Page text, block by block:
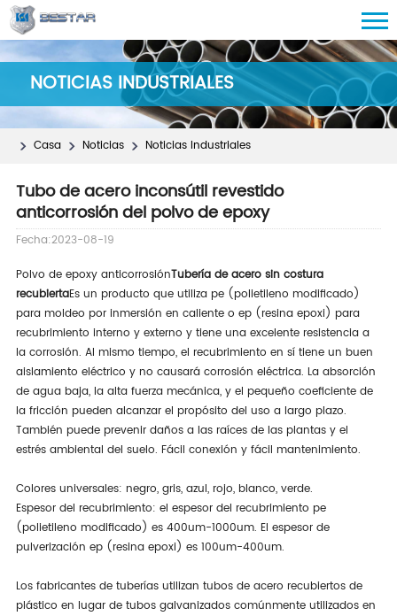
NOTICIAS INDUSTRIALES
Casa Noticias Noticias Industriales
Tubo de acero inconsútil revestido
anticorrosión del polvo de epoxy
Fecha:2023-08-19
Polvo de epoxy anticorrosiónTubería de acero sin costura
recubiertaEs un producto que utiliza pe (polietileno modificado)
para moldeo por inmersión en caliente o ep (resina epoxi) para
recubrimiento interno y externo y tiene una excelente resistencia a
la corrosión. Al mismo tiempo, el recubrimiento en sí tiene un buen
aislamiento eléctrico y no causará corrosión eléctrica. La absorción
de agua baja, la alta fuerza mecánica, y el pequeño coeficiente de
la fricción pueden alcanzar el propósito del uso a largo plazo.
También puede prevenir daños a las raíces de las plantas y el
estrés ambiental del suelo. Fácil conexión y fácil mantenimiento.
Colores universales: negro, gris, azul, rojo, blanco, verde.
Espesor del recubrimiento: el espesor del recubrimiento pe
(polietileno modificado) es 400um-1000um. El espesor de
pulverización ep (resina epoxi) es 100um-400um.
Los fabricantes de tuberías utilizan tubos de acero recubiertos de
plástico en lugar de tubos galvanizados comúnmente utilizados en